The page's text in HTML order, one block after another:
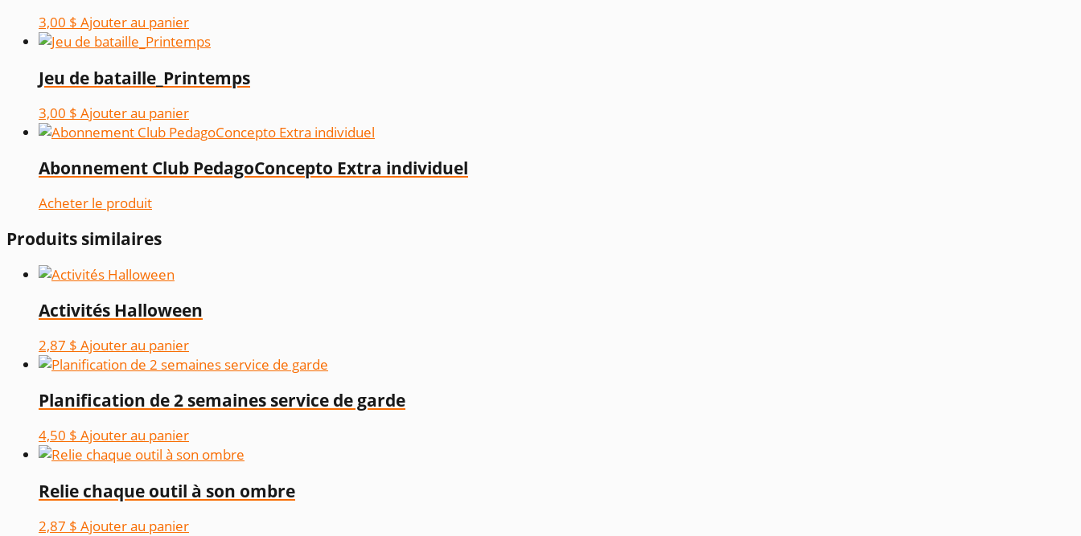
3,00 $ Ajouter au panier
Jeu de bataille_Printemps
3,00 $ Ajouter au panier
Abonnement Club PedagoConcepto Extra individuel
Acheter le produit
Produits similaires
Activités Halloween
2,87 $ Ajouter au panier
Planification de 2 semaines service de garde
4,50 $ Ajouter au panier
Relie chaque outil à son ombre
2,87 $ Ajouter au panier